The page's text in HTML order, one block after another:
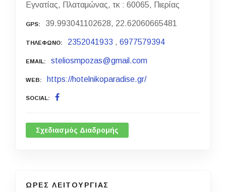
Εγνατίας, Πλαταμώνας, τκ : 60065, Πιερίας
GPS 39.993041102628, 22.62060665481
ΤΗΛΕΦΩΝΟ 2352041933 ,6977579394
EMAIL steliosmpozas@gmail.com
WEB https://hotelnikoparadise.gr/
SOCIAL
Σχεδιασμός Διαδρομής
ΩΡΕΣ ΛΕΙΤΟΥΡΓΙΑΣ